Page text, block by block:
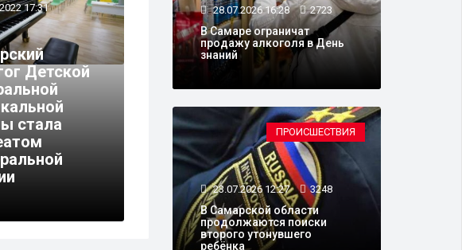
17:31
Детской
стала
28.07.2026 16:28 2723
В Самаре ограничат
продажу алкоголя в День
знаний
ПРОИСШЕСТВИЯ
23.07.2026 12:27 3248
В Самарской области
продолжаются поиски
второго утонувшего
ребёнка